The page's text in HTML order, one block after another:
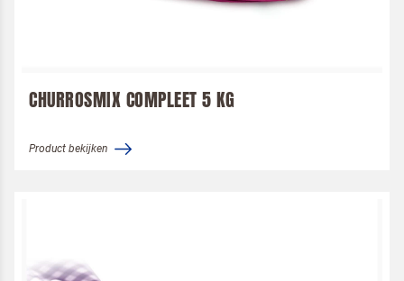
CHURROSMIX COMPLEET 5 KG
Product bekijken